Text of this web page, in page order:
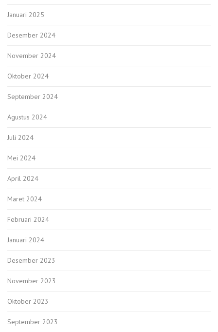
Januari 2025
Desember 2024
November 2024
Oktober 2024
September 2024
Agustus 2024
Juli 2024
Mei 2024
April 2024
Maret 2024
Februari 2024
Januari 2024
Desember 2023
November 2023
Oktober 2023
September 2023